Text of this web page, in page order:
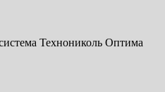
Технониколь Оптима